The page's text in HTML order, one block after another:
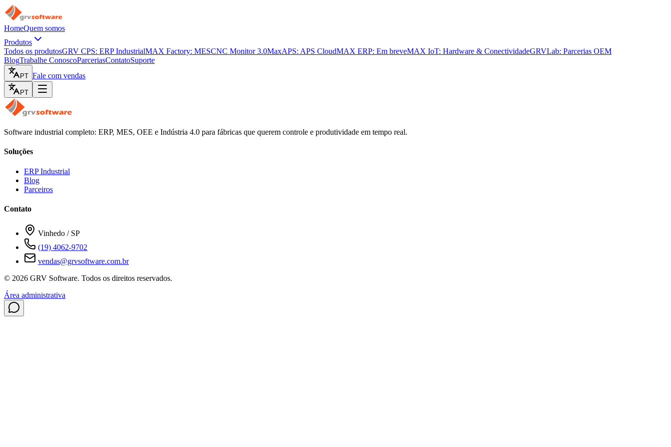
HomeQuem somos
Produtos
Todos os produtosGRV CPS: ERP IndustrialMAX Factory: MESCNC Monitor 3.0MaxAPS: APS CloudMAX ERP: Em breveMAX IoT: Hardware & ConectividadeGRVLab: Parcerias OEM
BlogTrabalhe ConoscoParceriasContatoSuporte
PT Fale com vendas
PT
Software industrial completo: ERP, MES, OEE e Indústria 4.0 para fábricas que querem controle e produtividade em tempo real.
Soluções
ERP Industrial
Blog
Parceiros
Contato
Vinhedo / SP
(19) 4062-9702
vendas@grvsoftware.com.br
© 2026 GRV Software. Todos os direitos reservados.
Área administrativa